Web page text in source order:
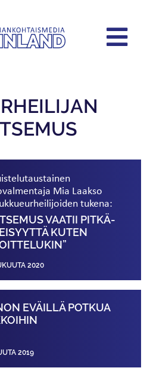
Mia Laakso
tukena:
VAATII PITKÄ­
KUTEN
2020
EVÄILLÄ POTKUA
2019